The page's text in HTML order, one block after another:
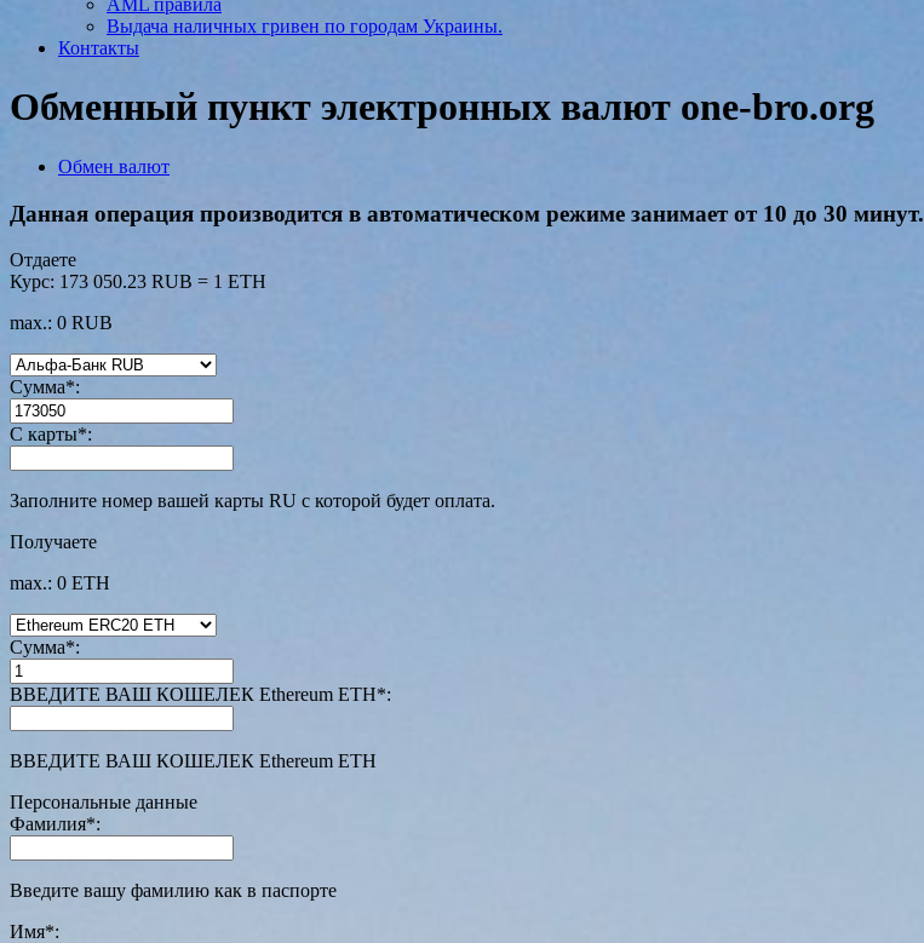
AML правила
Выдача наличных гривен по городам Украины.
Контакты
Обменный пункт электронных валют one-bro.org
Обмен валют
Данная операция производится в автоматическом режиме занимает от 10 до 30 минут.
Отдаете
Курс: 173 050.23 RUB = 1 ETH
max.: 0 RUB
Сумма*:
С карты*:
Заполните номер вашей карты RU с которой будет оплата.
Получаете
max.: 0 ETH
Сумма*:
ВВЕДИТЕ ВАШ КОШЕЛЕК Ethereum ETH*:
ВВЕДИТЕ ВАШ КОШЕЛЕК Ethereum ETH
Персональные данные
Фамилия*:
Введите вашу фамилию как в паспорте
Имя*: